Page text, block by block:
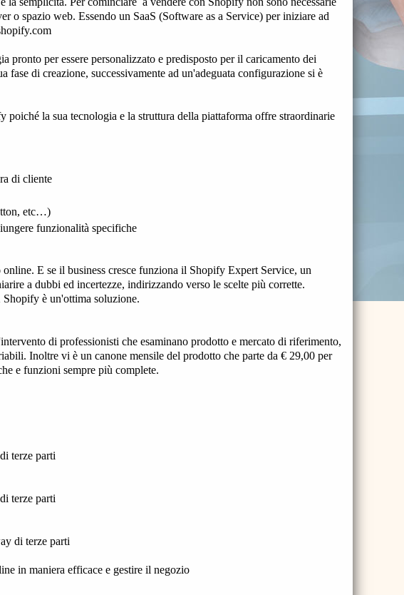
o spazio web. Essendo un SaaS (Software as a Service) per iniziare ad
per essere personalizzato e predisposto per il caricamento dei
di creazione, successivamente ad un'adeguata configurazione si è
la sua tecnologia e la struttura della piattaforma offre straordinarie
di cliente
etc…)
funzionalità specifiche
E se il business cresce funziona il Shopify Expert Service, un
a dubbi ed incertezze, indirizzando verso le scelte più corrette.
è un'ottima soluzione.
di professionisti che esaminano prodotto e mercato di riferimento,
Inoltre vi è un canone mensile del prodotto che parte da € 29,00 per
e funzioni sempre più complete.
terze parti
terze parti
di terze parti
in maniera efficace e gestire il negozio